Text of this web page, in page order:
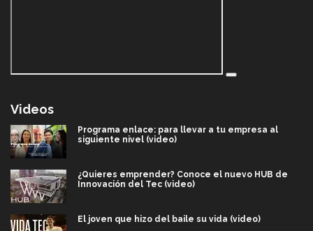
Videos
Programa enlace: para llevar a tu empresa al
siguiente nivel (video)
¿Quieres emprender? Conoce el nuevo HUB de
Innovación del Tec (video)
El joven que hizo del baile su vida (video)